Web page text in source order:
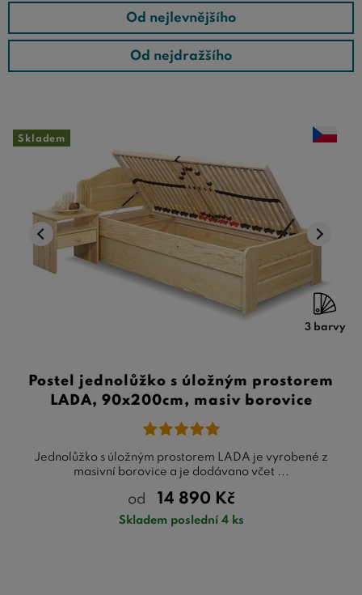
potřebám.Dřevěné postele z masivu 90x200jsou tedy
ideální volbou pro každého, kdo hledá kvalitu, trvanlivost
a nekonečnou krásu přírodního dřeva.
Ke každému dřevěnému jednolůžku patří také kvalitní
zdravotní matrace. Některé jednolůžka z masivu
mají již rošt součástí ceny. Pokud si s výběrem vhodného
roštu a matrace nebudete vědět rady, napište dotaz nebo
kontaktujte naši infolinku. Nabídka dřevěných jednolůžek
na BezvaPostele.cz je velká - určitě si vybere každý...
Od nejlevnějšího
Od nejdražšího
Skladem
3 barvy
Postel jednolůžko s úložným prostorem
LADA, 90x200cm, masiv borovice
Jednolůžko s úložným prostorem LADA je vyrobené z
masivní borovice a je dodávano včet ...
od 14 890 Kč
Skladem poslední 4 ks